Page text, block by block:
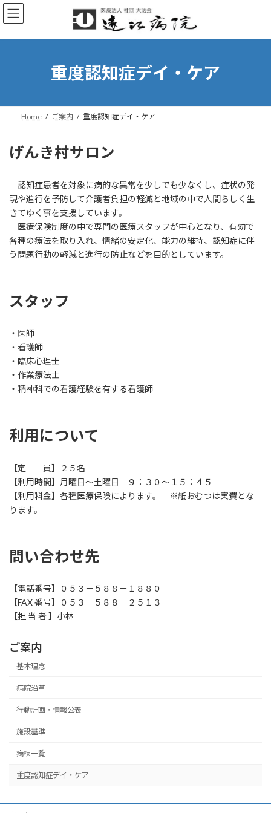
コ
ン
ン
ナ
ビ
ー
重度認知症デイ・ケア
Home ご案内 重度認知症デイ・ケア
げんき村サロン
認知症患者を対象に病的な異常を少しでも少なくし、症状の発
現や進行を予防して介護者負担の軽減と地域の中で人間らしく生
きてゆく事を支援しています。
医療保険制度の中で専門の医療スタッフが中心となり、有効で
各種の療法を取り入れ、情緒の安定化、能力の維持、認知症に伴
う問題行動の軽減と進行の防止などを目的としています。
スタッフ
・医師
・看護師
・臨床心理士
・作業療法士
・精神科での看護経験を有する看護師
利用について
【定 員】２５名
【利用時間】月曜日～土曜日 ９：３０～１５：４５
【利用料金】各種医療保険によります。 ※紙おむつは実費とな
ります。
問い合わせ先
【電話番号】０５３－５８８－１８８０
【FAX 番号】０５３－５８８－２５１３
【担 当 者 】小林
ご案内
基本理念
病院沿革
行動計画・情報公表
施設基準
病棟一覧
重度認知症デイ・ケア